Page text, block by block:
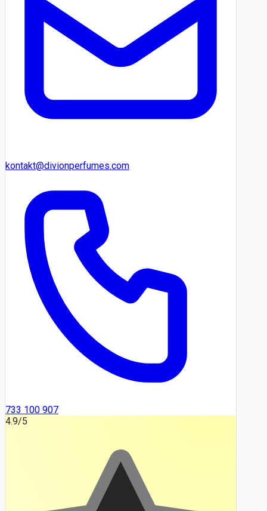
kontakt@divionperfumes.com
733 100 907
4.9/5